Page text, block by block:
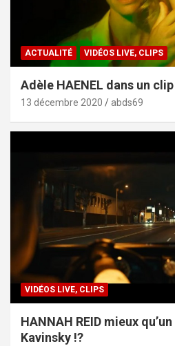
ACTUALITÉ VIDÉOS LIVE, CLIPS
Adèle HAENEL dans un
13 décembre 2020 abds69
VIDÉOS LIVE, CLIPS
HANNAH REID mieux
Kavinsky !?